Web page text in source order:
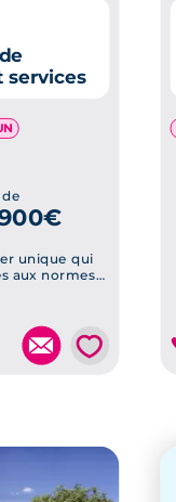
services
unique qui
aux normes
des jardins
ville de
💗